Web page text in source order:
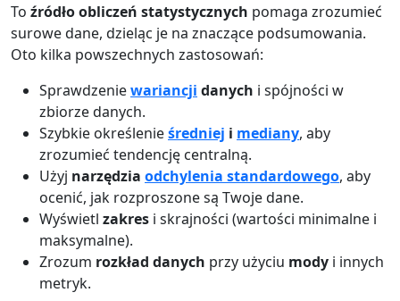
To źródło obliczeń statystycznych pomaga zrozumieć
surowe dane, dzieląc je na znaczące podsumowania.
Oto kilka powszechnych zastosowań:
Sprawdzeniewariancji danych i spójności w
zbiorze danych.
Szybkie określenieśredniej i mediany, aby
zrozumieć tendencję centralną.
Użyj narzędzia odchylenia standardowego, aby
ocenić, jak rozproszone są Twoje dane.
Wyświetl zakres i skrajności (wartości minimalne i
maksymalne).
Zrozum rozkład danych przy użyciu mody i innych
metryk.